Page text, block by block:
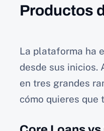
Productos
La plataforma ha
desde sus inicios.
en tres grandes
cómo quieres que